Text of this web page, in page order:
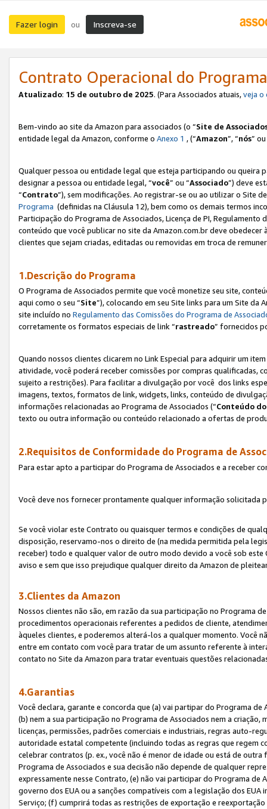
Fazer login ou Inscreva-se
Contrato Operacional do
Atualizado: 15 de outubro de 2025. (Para Associados atuais,veja o
Bem-vindo ao site da Amazon para associados (o “Site de
entidade legal da Amazon, conforme o Anexo 1 , (“Amazon”, “nós”
Qualquer pessoa ou entidade legal que esteja participando ou queira
designar a pessoa ou entidade legal, “você” ou “Associado”) deve
“Contrato”), sem modificações. Ao registrar-se ou ao utilizar o Site
Programa (definidas na Cláusula 12), bem como os demais termos
Participação do Programa de Associados, Licença de PI,
conteúdo que você publicar no site da Amazon.com.br deve
clientes que sejam criadas, editadas ou removidas em troca de
1.Descrição do Programa
O Programa de Associados permite que você monetize seu site,
aqui como o seu “Site”), colocando em seu Site links para um Site da
site incluído no Regulamento das Comissões do Programa de
corretamente os formatos especiais de link “rastreado” fornecidos
Quando nossos clientes clicarem no Link Especial para adquirir um
atividade, você poderá receber comissões por compras qualificadas,
sujeito a restrições). Para facilitar a divulgação por você dos links
imagens, textos, formatos de link, widgets, links, conteúdo de
informações relacionadas ao Programa de Associados (“Conteúdo
texto ou outra informação ou conteúdo relacionado a ofertas de
2.Requisitos de Conformidade do Programa de
Para estar apto a participar do Programa de Associados e a receber
Você deve nos fornecer prontamente qualquer informação solicitada
Se você violar este Contrato ou quaisquer termos e condições de
disposição, reservamo-nos o direito de (na medida permitida pela
receber) todo e qualquer valor de outro modo devido a você sob
aviso e sem que isso prejudique qualquer direito da Amazon de
3.Clientes da Amazon
Nossos clientes não são, em razão da sua participação no Programa
procedimentos operacionais referentes a pedidos de cliente,
àqueles clientes, e poderemos alterá-los a qualquer momento. Você
entre em contato com você para tratar de um assunto referente à
contato no Site da Amazon para tratar eventuais questões
4.Garantias
Você declara, garante e concorda que (a) vai partipar do Programa
(b) nem a sua participação no Programa de Associados nem a
licenças, permissões, padrões comerciais e industriais, regras auto-
autoridade estatal competente (incluindo todas as regras que regem
celebrar contratos (p. ex., você não é menor de idade ou está de
Programa de Associados e sua decisão não depende de qualquer
expressamente nesse Contrato, (e) não vai participar do Programa
governo dos EUA ou a sanções compatíveis com a legislação dos
Serviço; (f) cumprirá todas as restrições de exportação e